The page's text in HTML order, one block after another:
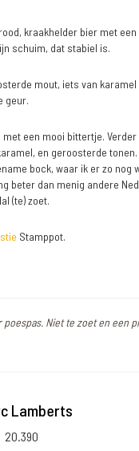
kraakhelder bier met
schuim, dat stabiel is.
mout, iets van
geur.
met een mooi bittertje.
en geroosterde
bock, waar ik er zo nog
beter dan menig andere
(te) zoet.
Stamppot.
poespas. Niet te zoet en een
Lamberts
20.390